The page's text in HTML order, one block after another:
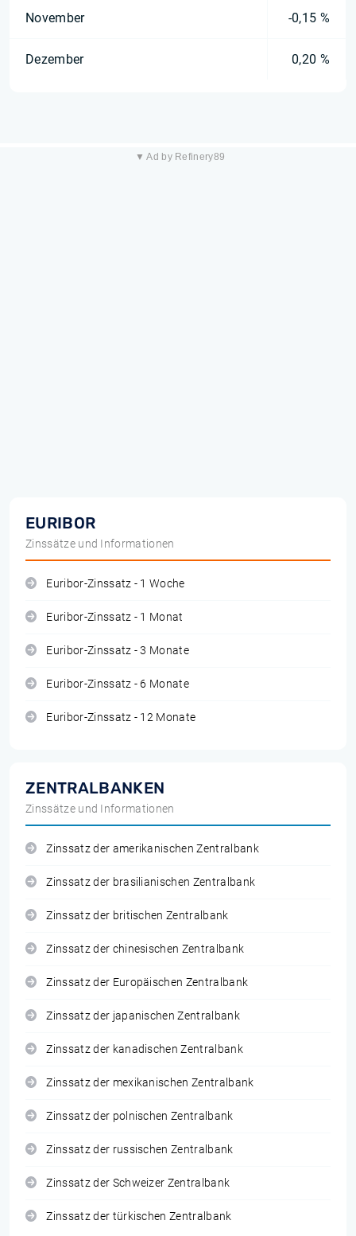
November -0,15 %
Dezember 0,20 %
▼ Ad by Refinery89
EURIBOR
Zinssätze und Informationen
Euribor-Zinssatz - 1 Woche
Euribor-Zinssatz - 1 Monat
Euribor-Zinssatz - 3 Monate
Euribor-Zinssatz - 6 Monate
Euribor-Zinssatz - 12 Monate
ZENTRALBANKEN
Zinssätze und Informationen
Zinssatz der amerikanischen Zentralbank
Zinssatz der brasilianischen Zentralbank
Zinssatz der britischen Zentralbank
Zinssatz der chinesischen Zentralbank
Zinssatz der Europäischen Zentralbank
Zinssatz der japanischen Zentralbank
Zinssatz der kanadischen Zentralbank
Zinssatz der mexikanischen Zentralbank
Zinssatz der polnischen Zentralbank
Zinssatz der russischen Zentralbank
Zinssatz der Schweizer Zentralbank
Zinssatz der türkischen Zentralbank